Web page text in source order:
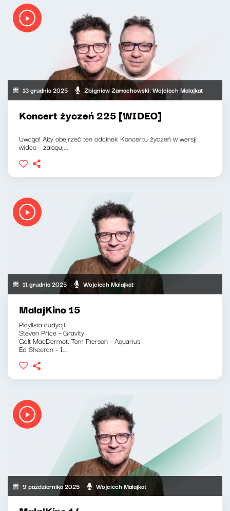
13 grudnia 2025 Zbigniew Zamachowski, Wojciech Malajkat
Koncert życzeń 225 [WIDEO]
Uwaga! Aby obejrzeć ten odcinek Koncertu życzeń w wersji
wideo - zaloguj...
11 grudnia 2025 Wojciech Malajkat
MalajKino 15
Playlista audycji:
Steven Price - Gravity
Galt MacDermot, Tom Pierson - Aquarius
Ed Sheeran - I...
9 października 2025 Wojciech Malajkat